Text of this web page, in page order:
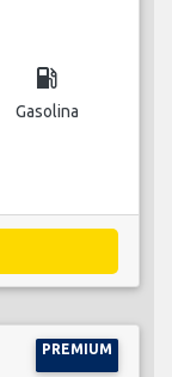
local_gas_station
Gasolina
PREMIUM